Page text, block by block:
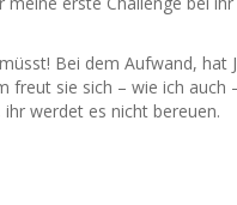
Bei dem Aufwand, hat
sie sich – wie ich auch
ihr werdet es nicht bereuen.